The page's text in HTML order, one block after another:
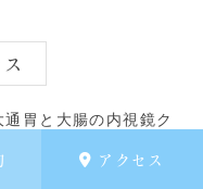
アクセス
胃と大腸の内視鏡ク
です。市営地下鉄を